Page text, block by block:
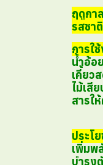
ฤดูกา
รสชา
การใ
น้ำอ้อ
เคี้ยว
ไม้เสี
สารใ
ประโ
เพิ่มพ
บำรุง